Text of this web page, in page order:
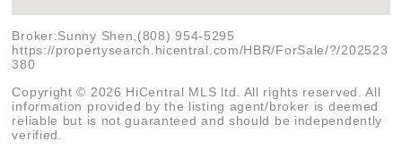
Broker:Sunny Shen,(808) 954-5295
https://propertysearch.hicentral.com/HBR/ForSale/?/202523
380
Copyright © 2026 HiCentral MLS ltd. All rights reserved. All
information provided by the listing agent/broker is deemed
reliable but is not guaranteed and should be independently
verified.